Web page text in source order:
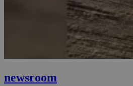
newsroom